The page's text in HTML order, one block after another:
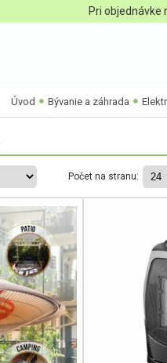
Pri objednávke
Úvod Bývanie a záhrada
Počet na stranu: